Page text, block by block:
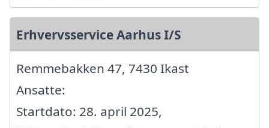
Erhvervsservice Aarhus I/S
Remmebakken 47, 7430 Ikast
Ansatte:
Startdato: 28. april 2025,